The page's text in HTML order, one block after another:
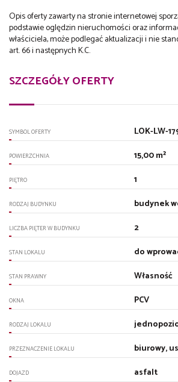
Opis oferty zawarty na stronie internetowej
podstawie oględzin nieruchomości oraz
właściciela, może podlegać aktualizacji i nie
art. 66 i następnych K.C.
SZCZEGÓŁY OFERTY
SYMBOL OFERTY LOK-LW-
POWIERZCHNIA 15,00 m²
PIĘTRO 1
RODZAJ BUDYNKU budynek
LICZBA PIĘTER W BUDYNKU 2
STAN LOKALU do
STAN PRAWNY Własność
OKNA PCV
RODZAJ LOKALU
PRZEZNACZENIE LOKALU biurowy,
DOJAZD asfalt